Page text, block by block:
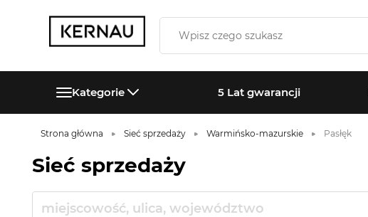
Kategorie 5 Lat gwarancji
Strona główna Sieć sprzedaży Warmińsko-mazurskie Pasłęk
Sieć sprzedaży